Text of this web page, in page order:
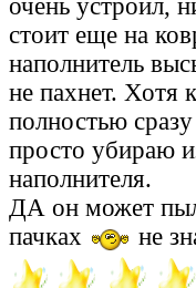
очень устроил,
стоит еще на
наполнитель
не пахнет. Хотя
полностью
просто убираю
наполнителя.
ДА он может
пачках
не